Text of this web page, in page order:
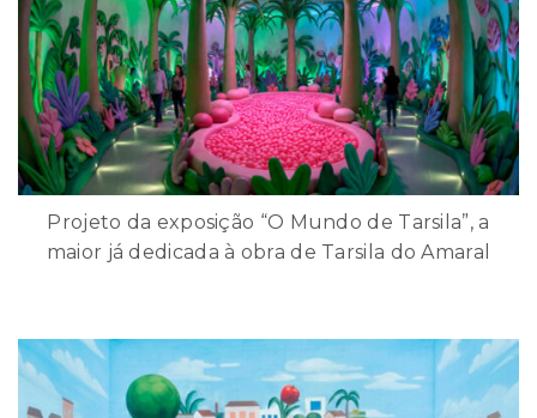
Projeto da exposição “O Mundo de Tarsila”, a
maior já dedicada à obra de Tarsila do Amaral